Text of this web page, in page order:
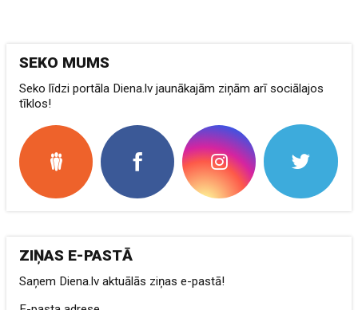
SEKO MUMS
Seko līdzi portāla Diena.lv jaunākajām ziņām arī sociālajos
tīklos!
ZIŅAS E-PASTĀ
Saņem Diena.lv aktuālās ziņas e-pastā!